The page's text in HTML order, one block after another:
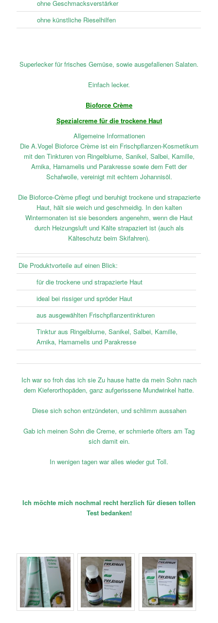
ohne Geschmacksverstärker
ohne künstliche Rieselhilfen
Superlecker für frisches Gemüse, sowie ausgefallenen Salaten.
Einfach lecker.
Bioforce Crème
Spezialcreme für die trockene Haut
Allgemeine Informationen
Die A.Vogel Bioforce Crème ist ein Frischpflanzen-Kosmetikum
mit den Tinkturen von Ringelblume, Sanikel, Salbei, Kamille,
Arnika, Hamamelis und Parakresse sowie dem Fett der
Schafwolle, vereinigt mit echtem Johannisöl.
Die Bioforce-Crème pflegt und beruhigt trockene und strapazierte
Haut, hält sie weich und geschmeidig. In den kalten
Wintermonaten ist sie besonders angenehm, wenn die Haut
durch Heizungsluft und Kälte strapaziert ist (auch als
Kälteschutz beim Skifahren).
Die Produktvorteile auf einen Blick:
für die trockene und strapazierte Haut
ideal bei rissiger und spröder Haut
aus ausgewählten Frischpflanzentinkturen
Tinktur aus Ringelblume, Sanikel, Salbei, Kamille,
Arnika, Hamamelis und Parakresse
Ich war so froh das ich sie Zu hause hatte da mein Sohn nach
dem Kieferorthopäden, ganz aufgerissene Mundwinkel hatte.
Diese sich schon entzündeten, und schlimm aussahen
Gab ich meinen Sohn die Creme, er schmierte öfters am Tag
sich damit ein.
In wenigen tagen war alles wieder gut Toll.
Ich möchte mich nochmal recht herzlich für diesen tollen
Test bedanken!